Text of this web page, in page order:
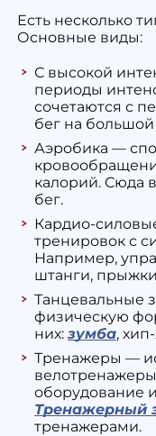
Есть несколько
Основные виды:
С высокой
периоды
сочетаются с
бег на большой
Аэробика —
калорий. Сюда
бег.
Кардио-
тренировок с
Например,
штанги, прыжки
Танцевальные
физическую
них:зумба,
Тренажеры —
оборудование
Тренажерный
тренажерами.